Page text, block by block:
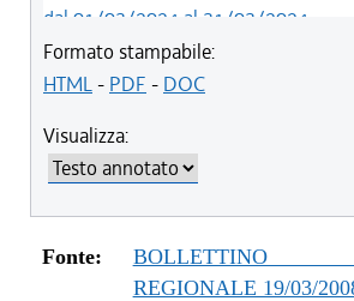
dal 01/03/2024 al 31/03/2024
dal 01/01/2024 al 29/02/2024
dal 03/09/2023 al 31/12/2023
dal 07/03/2023 al 31/03/2023
dal 01/03/2023 al 06/03/2023
dal 14/06/2022 al 28/02/2023
dal 01/04/2022 al 13/06/2022
dal 01/01/2022 al 31/03/2022
Formato stampabile:
HTML- PDF - DOC
Visualizza:
Fonte:
BOLLETTINO
REGIONALE 19/03/